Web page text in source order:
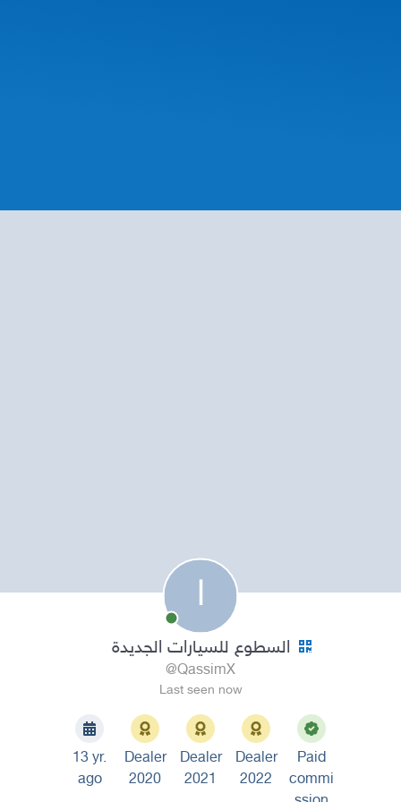
ا
السطوع للسيارات الجديدة
@QassimX
Last seen now
13 yr.
ago
Dealer
2020
Dealer
2021
Dealer
2022
Paid
commi